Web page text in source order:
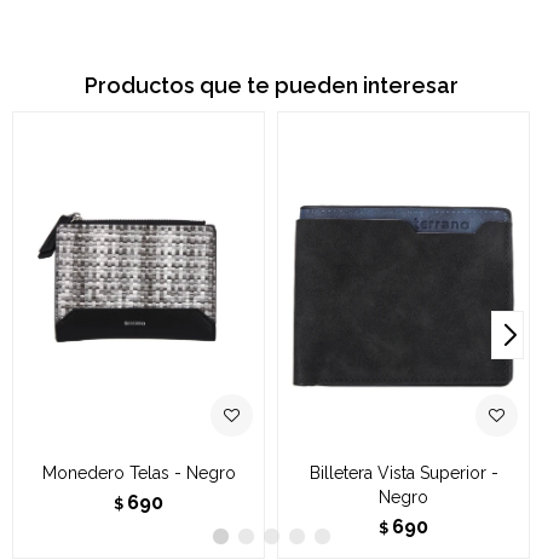
Productos que te pueden interesar
Monedero Telas - Negro
$ 690
Billetera Vista Superior -
Negro
$ 690